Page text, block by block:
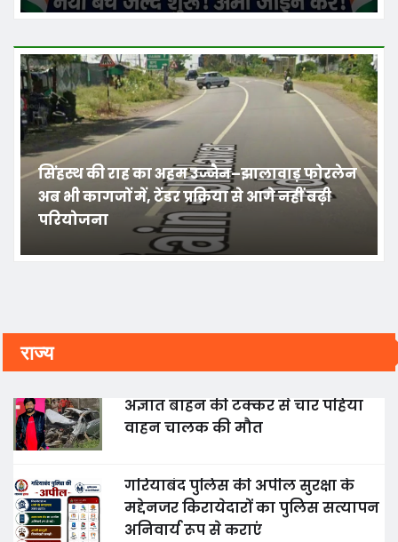
सिंहस्थ की राह का अहम उज्जैन–झालावाड़ फोरलेन
अब भी कागजों में, टेंडर प्रक्रिया से आगे नहीं बढ़ी
परियोजना
राज्य
अज्ञात बाहन की टक्कर से चार पहिया
वाहन चालक की मौत
गरियाबंद पुलिस की अपील सुरक्षा के
मद्देनजर किरायेदारों का पुलिस सत्यापन
अनिवार्य रूप से कराएं